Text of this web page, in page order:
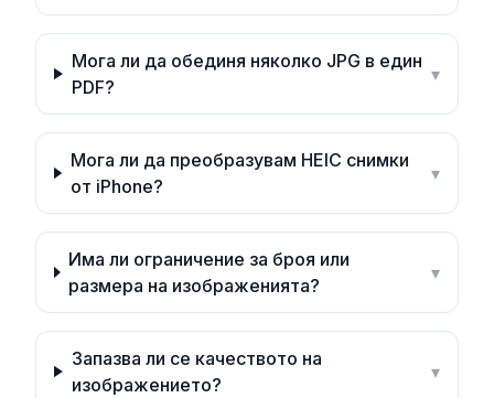
Мога ли да обединя няколко JPG в един
PDF?
▾
Мога ли да преобразувам HEIC снимки
от iPhone?
▾
Има ли ограничение за броя или
размера на изображенията?
▾
Запазва ли се качеството на
изображението?
▾